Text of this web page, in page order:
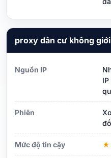
proxy dân cư không
Nguồn IP
Phiên
Mức độ tin cậy